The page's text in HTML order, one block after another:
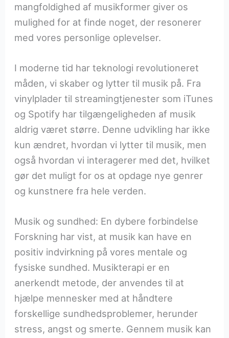
mangfoldighed af musikformer giver os
mulighed for at finde noget, der resonerer
med vores personlige oplevelser.
I moderne tid har teknologi revolutioneret
måden, vi skaber og lytter til musik på. Fra
vinylplader til streamingtjenester som iTunes
og Spotify har tilgængeligheden af musik
aldrig været større. Denne udvikling har ikke
kun ændret, hvordan vi lytter til musik, men
også hvordan vi interagerer med det, hvilket
gør det muligt for os at opdage nye genrer
og kunstnere fra hele verden.
Musik og sundhed: En dybere forbindelse
Forskning har vist, at musik kan have en
positiv indvirkning på vores mentale og
fysiske sundhed. Musikterapi er en
anerkendt metode, der anvendes til at
hjælpe mennesker med at håndtere
forskellige sundhedsproblemer, herunder
stress, angst og smerte. Gennem musik kan